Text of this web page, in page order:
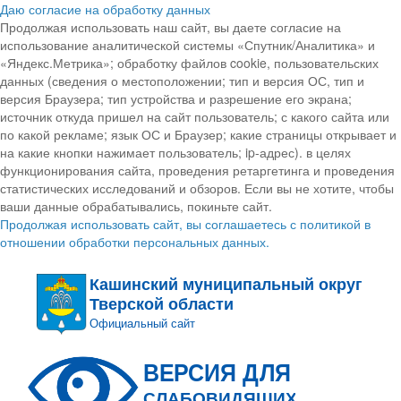
Даю согласие на обработку данных
Продолжая использовать наш сайт, вы даете согласие на
использование аналитической системы «Спутник/Аналитика» и
«Яндекс.Метрика»; обработку файлов cookie, пользовательских
данных (сведения о местоположении; тип и версия ОС, тип и
версия Браузера; тип устройства и разрешение его экрана;
источник откуда пришел на сайт пользователь; с какого сайта или
по какой рекламе; язык ОС и Браузер; какие страницы открывает и
на какие кнопки нажимает пользователь; ip-адрес). в целях
функционирования сайта, проведения ретаргетинга и проведения
статистических исследований и обзоров. Если вы не хотите, чтобы
ваши данные обрабатывались, покиньте сайт.
Продолжая использовать сайт, вы соглашаетесь с политикой в
отношении обработки персональных данных.